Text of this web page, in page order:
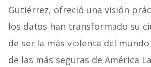
Gutiérrez, ofreció una visión
los datos han transformado su
de ser la más violenta del mundo
de las más seguras de América